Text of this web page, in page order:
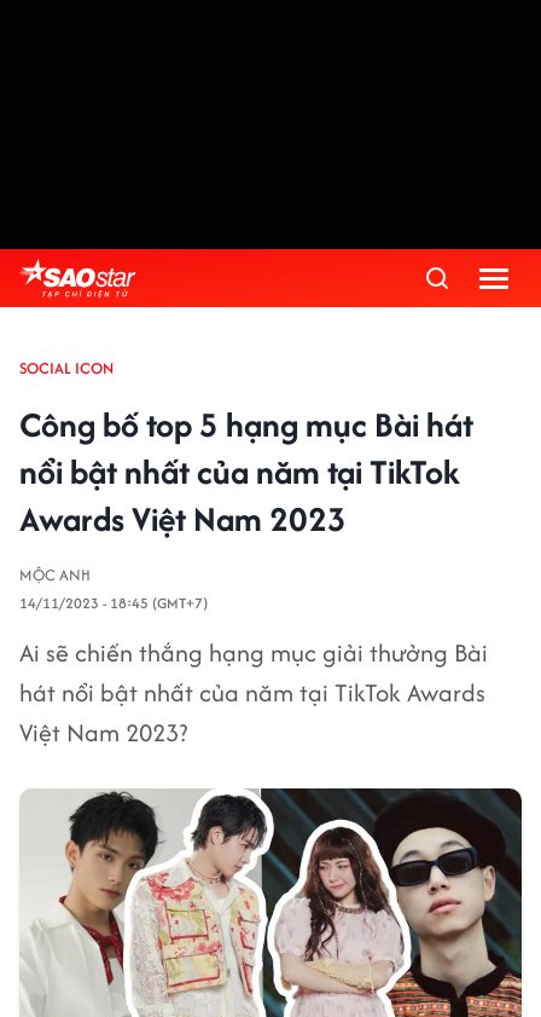
SOCIAL ICON
Công bố top 5 hạng mục Bài hát
nổi bật nhất của năm tại TikTok
Awards Việt Nam 2023
MỘC ANH
14/11/2023 - 18:45 (GMT+7)
Ai sẽ chiến thắng hạng mục giải thưởng Bài
hát nổi bật nhất của năm tại TikTok Awards
Việt Nam 2023?